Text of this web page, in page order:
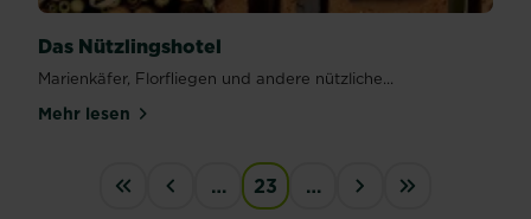
Das Nützlingshotel
Marienkäfer, Florfliegen und andere nützliche...
Mehr lesenüber Das Nützlingshotel
PAGINATION … 23
…